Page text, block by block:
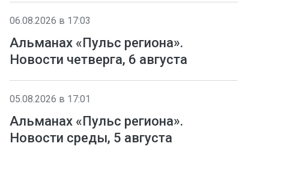
06.08.2026 в 17:03
Альманах «Пульс региона».
Новости четверга, 6 августа
05.08.2026 в 17:01
Альманах «Пульс региона».
Новости среды, 5 августа